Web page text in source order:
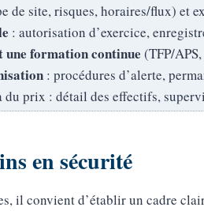
de site, risques, horaires/flux) et
: autorisation d’exercice,
une formation continue (TFP/
: procédures d’alerte,
du prix : détail des effectifs,
en sécurité
il convient d’établir un cadre